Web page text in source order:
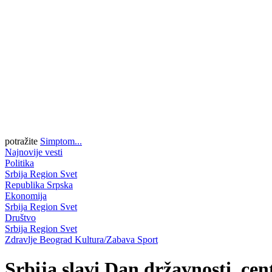
potražite Simptom...
Najnovije vesti
Politika
Srbija Region Svet
Republika Srpska
Ekonomija
Srbija Region Svet
Društvo
Srbija Region Svet
Zdravlje Beograd Kultura/Zabava Sport